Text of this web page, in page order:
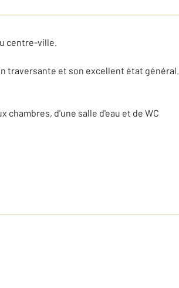
centre-ville.
traversante et son excellent état général.
chambres, d'une salle d'eau et de WC